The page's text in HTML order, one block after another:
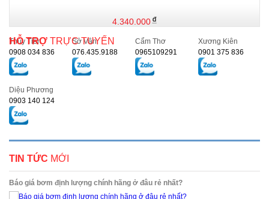
4.340.000
HỖ TRỢ TRỰC TUYẾN
Thủy Tiên
0908 034 836
Sở Vân
076.435.9188
Cẩm Thơ
0965109291
Xương Kiên
0901 375 836
Diệu Phương
0903 140 124
TIN TỨC MỚI
Báo giá bơm định lượng chính hãng ở đâu rẻ nhất?